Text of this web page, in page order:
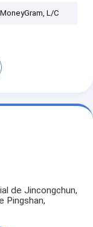
L/C
de Jincongchun,
Pingshan,